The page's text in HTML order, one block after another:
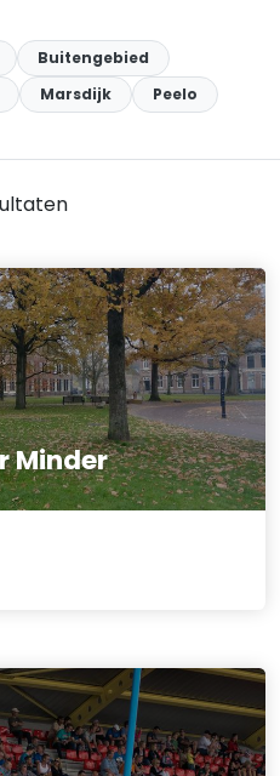
Buitengebied
Marsdijk
Peelo
Minder